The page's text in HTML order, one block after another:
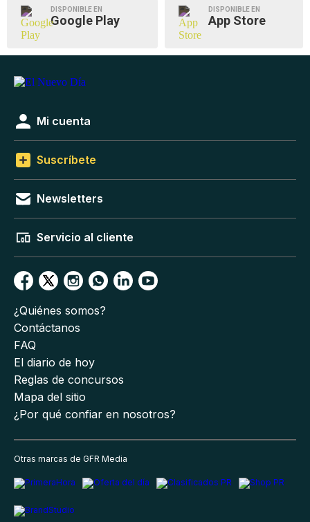
DISPONIBLE EN
Google Play
DISPONIBLE EN
App Store
Mi cuenta
Suscríbete
Newsletters
Servicio al cliente
¿Quiénes somos?
Contáctanos
FAQ
El diario de hoy
Reglas de concursos
Mapa del sitio
¿Por qué confiar en nosotros?
Otras marcas de GFR Media